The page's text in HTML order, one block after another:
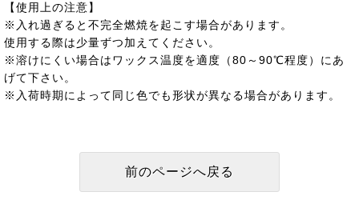
【使用上の注意】
※入れ過ぎると不完全燃焼を起こす場合があります。
使用する際は少量ずつ加えてください。
※溶けにくい場合はワックス温度を適度（80～90℃程度）にあ
げて下さい。
※入荷時期によって同じ色でも形状が異なる場合があります。